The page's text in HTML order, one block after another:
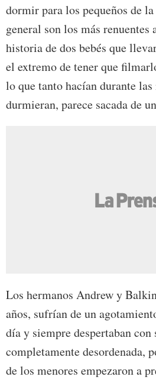
dormir para los pequeños de
general son los más renuentes
historia de dos bebés que
el extremo de tener que
lo que tanto hacían durante las
durmieran, parece sacada de
Los hermanos Andrew y
años, sufrían de un
día y siempre despertaban
completamente desordenada,
de los menores empezaron a